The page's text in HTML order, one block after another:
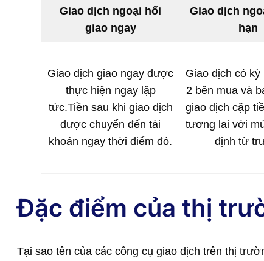
Giao dịch ngoại hối
giao ngay
Giao dịch
hạn
Giao dịch giao ngay được
thực hiện ngay lập
tức.Tiền sau khi giao dịch
được chuyển đến tài
khoản ngay thời điểm đó.
Giao dịch có kỳ
2 bên mua và
giao dịch cặp
tương lai với
định từ
Đặc điểm của thị
Tại sao tên của các công cụ giao dịch trên thị